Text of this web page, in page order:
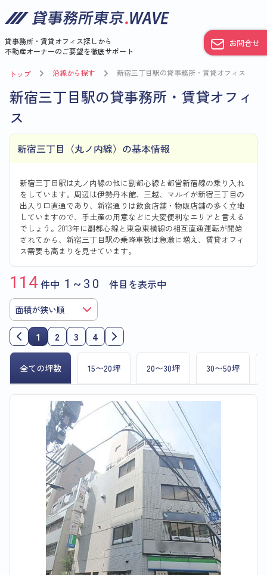
貸事務所・賃貸オフィス探しから
不動産オーナーのご要望を徹底サポート
お問合せ
トップ 沿線から探す 新宿三丁目駅の貸事務所・賃貸オフィス
新宿三丁目駅の貸事務所・賃貸オフィ
ス
新宿三丁目（丸ノ内線）の基本情報
新宿三丁目駅は丸ノ内線の他に副都心線と都営新宿線の乗り入れ
をしています。周辺は伊勢丹本館、三越、マルイが新宿三丁目の
出入り口直通であり、新宿通りは飲食店舗・物販店舗の多く立地
していますので、手土産の用意などに大変便利なエリアと言える
でしょう。2013年に副都心線と東急東横線の相互直通運転が開始
されてから、新宿三丁目駅の乗降車数は急激に増え、賃貸オフィ
ス需要も高まりを見せています。
114件中 1~30 件目を表示中
1 2 3 4
全ての坪数 15〜20坪 20〜30坪 30〜50坪